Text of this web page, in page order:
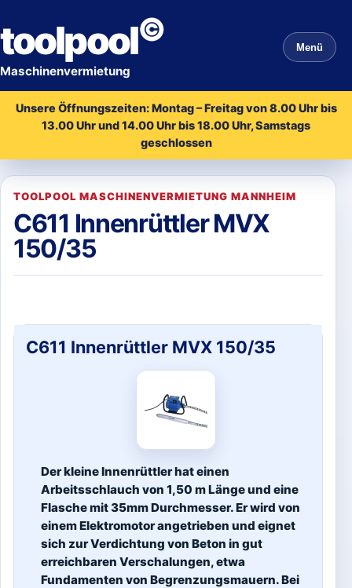
toolpool©
Maschinenvermietung
Menü
Unsere Öffnungszeiten: Montag – Freitag von 8.00 Uhr bis
13.00 Uhr und 14.00 Uhr bis 18.00 Uhr, Samstags
geschlossen
TOOLPOOL MASCHINENVERMIETUNG MANNHEIM
C611 Innenrüttler MVX
150/35
C611 Innenrüttler MVX 150/35
Der kleine Innenrüttler hat einen
Arbeitsschlauch von 1,50 m Länge und eine
Flasche mit 35mm Durchmesser. Er wird von
einem Elektromotor angetrieben und eignet
sich zur Verdichtung von Beton in gut
erreichbaren Verschalungen, etwa
Fundamenten von Begrenzungsmauern. Bei